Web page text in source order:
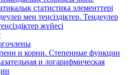
статистика элементтері
мен теңсіздіктер. Теңдеулер
жүйесі
и корни. Степенные функции
и логарифмическая